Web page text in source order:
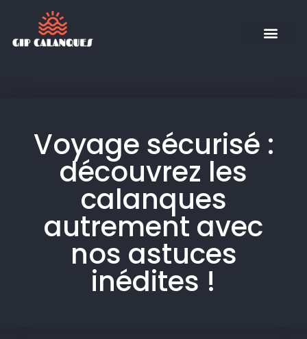
Voyage sécurisé :
découvrez les
calanques
autrement avec
nos astuces
inédites !